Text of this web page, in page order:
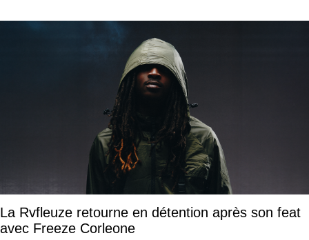
La Rvfleuze retourne en détention après son feat
avec Freeze Corleone